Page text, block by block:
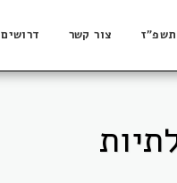
תשפ"ז צור קשר דרושים